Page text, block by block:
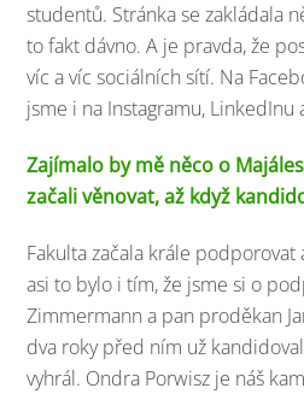
studentů. Stránka se zakládala
to fakt dávno. A je pravda, že
víc a víc sociálních sítí. Na
jsme i na Instagramu, LinkedInu
Zajímalo by mě něco o
začali věnovat, až když
Fakulta začala krále
asi to bylo i tím, že jsme si o
Zimmermann a pan proděkan
dva roky před ním už kandidoval
vyhrál. Ondra Porwisz je náš